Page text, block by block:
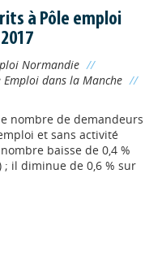
à Pôle emploi
Normandie //
dans la Manche //
nombre de demandeurs
et sans activité
baisse de 0,4 %
; il diminue de 0,6 % sur